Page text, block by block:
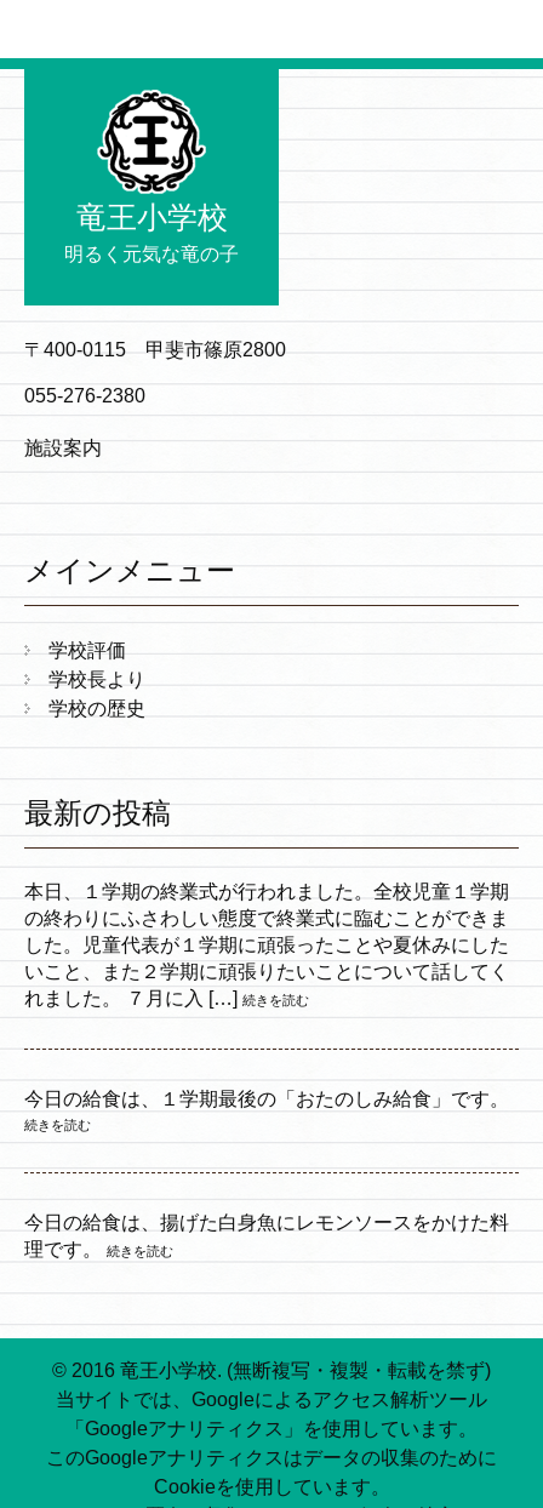
竜王小学校
明るく元気な竜の子
〒400-0115 甲斐市篠原2800
055-276-2380
施設案内
メインメニュー
学校評価
学校長より
学校の歴史
最新の投稿
本日、１学期の終業式が行われました。全校児童１学期
の終わりにふさわしい態度で終業式に臨むことができま
した。児童代表が１学期に頑張ったことや夏休みにした
いこと、また２学期に頑張りたいことについて話してく
れました。 ７月に入 […] 続きを読む
今日の給食は、１学期最後の「おたのしみ給食」です。
続きを読む
今日の給食は、揚げた白身魚にレモンソースをかけた料
理です。
続きを読む
© 2016 竜王小学校. (無断複写・複製・転載を禁ず)
当サイトでは、Googleによるアクセス解析ツール
「Googleアナリティクス」を使用しています。
このGoogleアナリティクスはデータの収集のために
Cookieを使用しています。